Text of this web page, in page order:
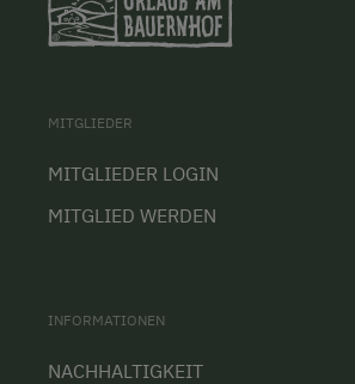
MITGLIEDER
MITGLIEDER LOGIN
MITGLIED WERDEN
INFORMATIONEN
NACHHALTIGKEIT